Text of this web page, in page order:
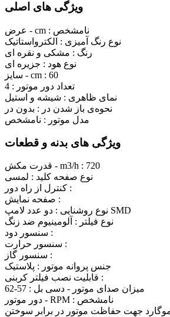
ویژگی های اصلی
عرض - cm : نامشخص
نوع رنگ آمیزی : الکترواستاتیک
رنگ : مشکی و نقره ای
نوع هود : جزیره ای
سایز - cm : 60
تعداد دور موتور : 4
نمای ظاهری : شیشه و استیل
نحوه‌ی باز شدن در : بدون در
مدل موتور : نامشخص
ویژگی های بدنه و قطعات
قدرت مکش - m3/h : 720
نوع صفحه کلید : لمسی
کنترل از راه دور :
صفحه نمایش :
نوع روشنایی : دو عدد لامپ SMD
نوع فیلتر : آلومینیوم ضد زنگ
سنسور دود :
سنسور حرارت :
سنسور گاز :
جنس پروانه موتور : پلاستیک
قابلیت نصب فیلتر کربنی :
میزان صدای موتور - دسی بل : 57-62
دور موتور - RPM : نامشخص